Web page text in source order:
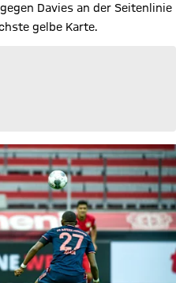
dies jederzeit in derCookie-
Datenschutzerklärung
Davies an der Seitenlinie
gelbe Karte.